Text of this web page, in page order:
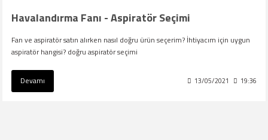
Havalandırma Fanı - Aspiratör Seçimi
Fan ve aspiratör satın alırken nasıl doğru ürün seçerim? İhtiyacım için uygun
aspiratör hangisi? doğru aspiratör seçimi
Devamı 13/05/2021 19:36